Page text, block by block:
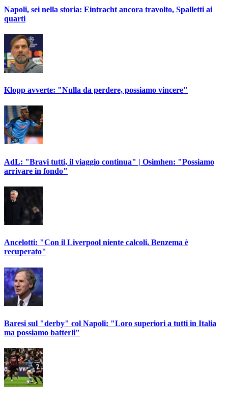
Napoli, sei nella storia: Eintracht ancora travolto, Spalletti ai
quarti
Klopp avverte: "Nulla da perdere, possiamo vincere"
AdL: "Bravi tutti, il viaggio continua" | Osimhen: "Possiamo
arrivare in fondo"
Ancelotti: "Con il Liverpool niente calcoli, Benzema è
recuperato"
Baresi sul "derby" col Napoli: "Loro superiori a tutti in Italia
ma possiamo batterli"